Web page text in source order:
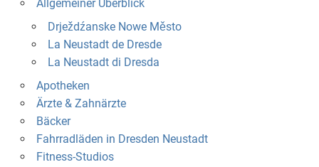
Allgemeiner Überblick
Drježdźanske Nowe Město
La Neustadt de Dresde
La Neustadt di Dresda
Apotheken
Ärzte & Zahnärzte
Bäcker
Fahrradläden in Dresden Neustadt
Fitness-Studios